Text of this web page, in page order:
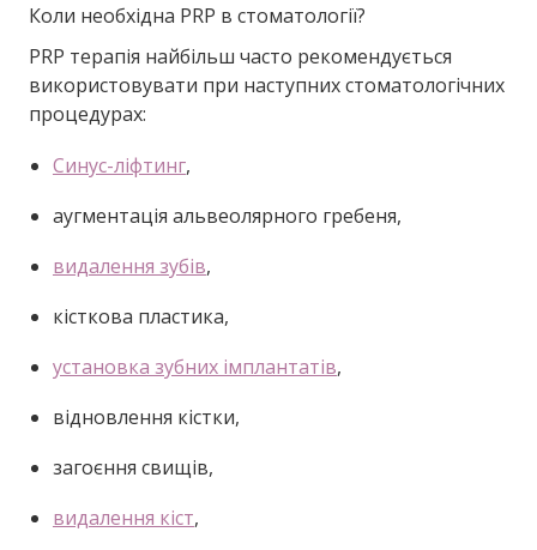
Коли необхідна PRP в стоматології?
PRP терапія найбільш часто рекомендується
використовувати при наступних стоматологічних
процедурах:
Синус-ліфтинг,
аугментація альвеолярного гребеня,
видалення зубів,
кісткова пластика,
установка зубних імплантатів,
відновлення кістки,
загоєння свищів,
видалення кіст,